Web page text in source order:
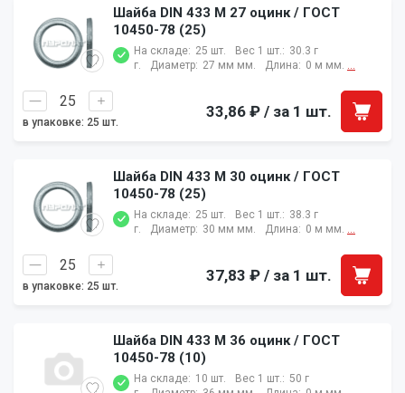
Шайба DIN 433 M 27 оцинк / ГОСТ
10450-78 (25)
На складе: 25 шт. Вес 1 шт.: 30.3 г
г.
Диаметр: 27 мм мм. Длина: 0 м мм. ...
в упаковке: 25 шт.
33,86 ₽ / за 1 шт.
Шайба DIN 433 M 30 оцинк / ГОСТ
10450-78 (25)
На складе: 25 шт. Вес 1 шт.: 38.3 г
г.
Диаметр: 30 мм мм. Длина: 0 м мм. ...
в упаковке: 25 шт.
37,83 ₽ / за 1 шт.
Шайба DIN 433 M 36 оцинк / ГОСТ
10450-78 (10)
На складе: 10 шт. Вес 1 шт.: 50 г